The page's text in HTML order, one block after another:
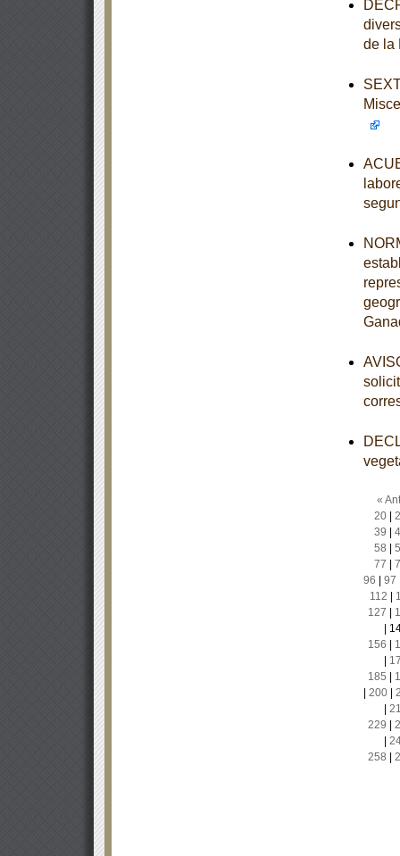
de la
«
20|
39
58
77
96
97
112
127
156
185
200|
229
258